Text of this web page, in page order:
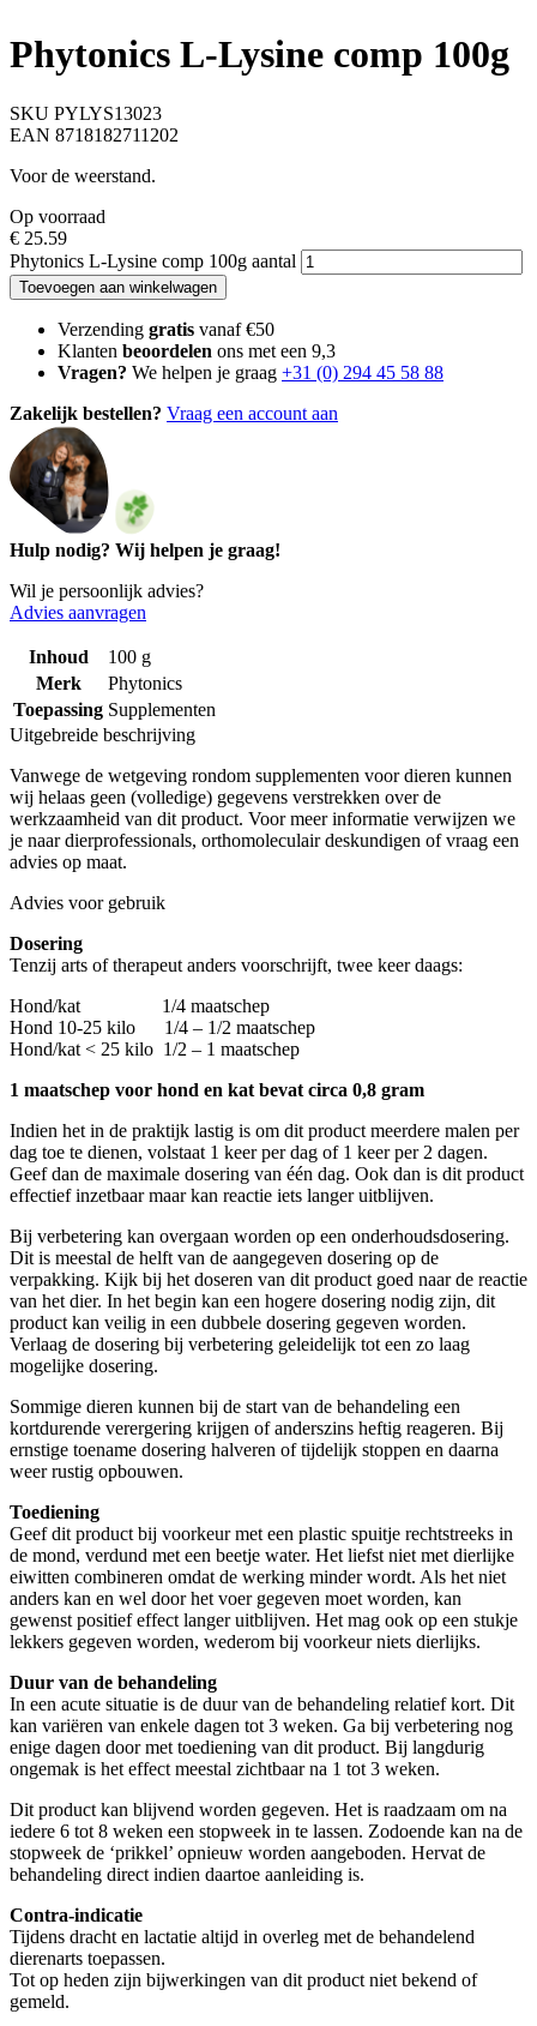
Phytonics L-Lysine comp 100g
SKU PYLYS13023
EAN 8718182711202
Voor de weerstand.
Op voorraad
€ 25.59
Phytonics L-Lysine comp 100g aantal
Toevoegen aan winkelwagen
Verzending gratis vanaf €50
Klanten beoordelen ons met een 9,3
Vragen? We helpen je graag +31 (0) 294 45 58 88
Zakelijk bestellen? Vraag een account aan
Hulp nodig? Wij helpen je graag!
Wil je persoonlijk advies?
Advies aanvragen
Inhoud
100 g
Merk
Phytonics
Toepassing Supplementen
Uitgebreide beschrijving
Vanwege de wetgeving rondom supplementen voor dieren kunnen
wij helaas geen (volledige) gegevens verstrekken over de
werkzaamheid van dit product. Voor meer informatie verwijzen we
je naar dierprofessionals, orthomoleculair deskundigen of vraag een
advies op maat.
Advies voor gebruik
Dosering
Tenzij arts of therapeut anders voorschrijft, twee keer daags:
Hond/kat 1/4 maatschep
Hond 10-25 kilo 1/4 – 1/2 maatschep
Hond/kat < 25 kilo 1/2 – 1 maatschep
1 maatschep voor hond en kat bevat circa 0,8 gram
Indien het in de praktijk lastig is om dit product meerdere malen per
dag toe te dienen, volstaat 1 keer per dag of 1 keer per 2 dagen.
Geef dan de maximale dosering van één dag. Ook dan is dit product
effectief inzetbaar maar kan reactie iets langer uitblijven.
Bij verbetering kan overgaan worden op een onderhoudsdosering.
Dit is meestal de helft van de aangegeven dosering op de
verpakking. Kijk bij het doseren van dit product goed naar de reactie
van het dier. In het begin kan een hogere dosering nodig zijn, dit
product kan veilig in een dubbele dosering gegeven worden.
Verlaag de dosering bij verbetering geleidelijk tot een zo laag
mogelijke dosering.
Sommige dieren kunnen bij de start van de behandeling een
kortdurende verergering krijgen of anderszins heftig reageren. Bij
ernstige toename dosering halveren of tijdelijk stoppen en daarna
weer rustig opbouwen.
Toediening
Geef dit product bij voorkeur met een plastic spuitje rechtstreeks in
de mond, verdund met een beetje water. Het liefst niet met dierlijke
eiwitten combineren omdat de werking minder wordt. Als het niet
anders kan en wel door het voer gegeven moet worden, kan
gewenst positief effect langer uitblijven. Het mag ook op een stukje
lekkers gegeven worden, wederom bij voorkeur niets dierlijks.
Duur van de behandeling
In een acute situatie is de duur van de behandeling relatief kort. Dit
kan variëren van enkele dagen tot 3 weken. Ga bij verbetering nog
enige dagen door met toediening van dit product. Bij langdurig
ongemak is het effect meestal zichtbaar na 1 tot 3 weken.
Dit product kan blijvend worden gegeven. Het is raadzaam om na
iedere 6 tot 8 weken een stopweek in te lassen. Zodoende kan na de
stopweek de ‘prikkel’ opnieuw worden aangeboden. Hervat de
behandeling direct indien daartoe aanleiding is.
Contra-indicatie
Tijdens dracht en lactatie altijd in overleg met de behandelend
dierenarts toepassen.
Tot op heden zijn bijwerkingen van dit product niet bekend of
gemeld.